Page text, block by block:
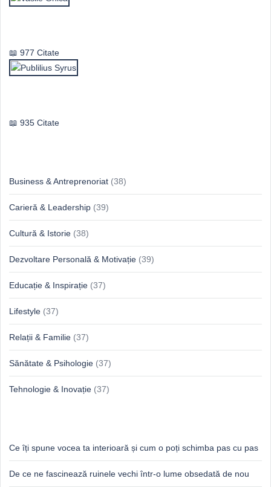
977 Citate
935 Citate
Business & Antreprenoriat (38)
Carieră & Leadership (39)
Cultură & Istorie (38)
Dezvoltare Personală & Motivație (39)
Educație & Inspirație (37)
Lifestyle (37)
Relații & Familie (37)
Sănătate & Psihologie (37)
Tehnologie & Inovație (37)
Ce îți spune vocea ta interioară și cum o poți schimba pas cu pas
De ce ne fascinează ruinele vechi într-o lume obsedată de nou